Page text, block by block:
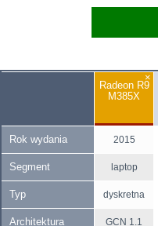
×
Radeon R9
M385X
Rok wydania 2015
Segment laptop
Typ dyskretna
Architektura GCN 1.1